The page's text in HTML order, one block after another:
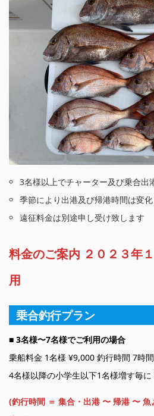
3名様以上でチャーター及び乗合出
季節により出港及び帰港時間は変化
遠征料金は別途申し受け致します
料金のご案内 ２０２３年
用
乗合釣行プラン
■ 3名様〜7名様でご利用の場合
乗船料金 1名様 ¥9,000 釣行時間 7時
4名様以降の小学生以下1名様増す毎
(釣行時間 ＝ 集合・出港 〜 帰港 〜